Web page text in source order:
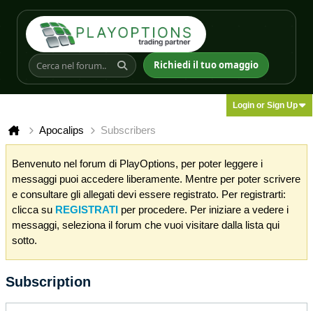
Richiedi il tuo omaggio
Login or Sign Up
Apocalips Subscribers
Benvenuto nel forum di PlayOptions, per poter leggere i
messaggi puoi accedere liberamente. Mentre per poter scrivere
e consultare gli allegati devi essere registrato. Per registrarti:
clicca su REGISTRATI per procedere. Per iniziare a vedere i
messaggi, seleziona il forum che vuoi visitare dalla lista qui
sotto.
Subscription